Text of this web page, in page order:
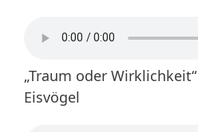
„Traum oder
Eisvögel